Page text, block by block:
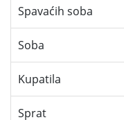
Spavaćih soba
Soba
Kupatila
Sprat